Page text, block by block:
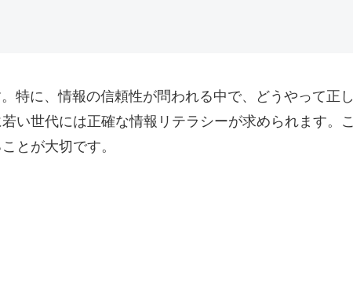
特に、情報の信頼性が問われる中で、どうやって正
い世代には正確な情報リテラシーが求められます。
とが大切です。